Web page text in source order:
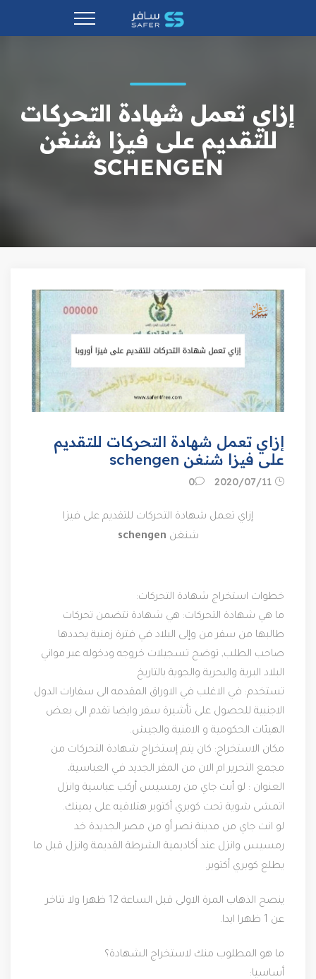
إزاي تعمل شهادة التحركات
للتقديم على فيزا شنغن
SCHENGEN
إزاي تعمل شهادة التحركات للتقديم
على فيزا شنغن schengen
0
إزاي تعمل شهادة التحركات للتقديم على فيزا
شنغن schengen
خطوات استخراج شهادة التحركات:
ما هي شهادة التحركات: هي شهادة تتضمن تحركات
طالبها من سفر من وإلى البلاد في فترة زمنية يحددها
صاحب الطلب, توضح تسجيلات خروجه ودخوله عبر مواني
البلاد البرية والبحرية والجوية بالتاريخ
تستخدم: في الاغلب في الاوراق المقدمه الى سفارات الدول
الاجنبية للحصول على تأشيرة سفر وايضا تقدم الى بعض
الهيئات الحكومية و الامنية والجيش.
مكان الاستخراج: كان يتم إستخراج شهادة التحركات من
مجمع التحرير ام الان من المقر الجديد في العباسية،
العنوان : لو أنت جاي من رمسيس أركب عباسية وانزل
اتمشى شوية تحت كوبري أكتوبر هتلاقيه على يمينك.
لو انت جاي من مدينة نصر أو من مصر الجديدة خد
رمسيس وانزل عند أكاديمية الشرطة القديمة وانزل قبل ما
يطلع كوبري أكتوبر.
ينصح الذهاب المرة الاولى قبل الساعة 12 ظهرا ولا تتاخر
عن 1 ظهرا ابدا.
ما هو المطلوب منك لاستخراج الشهادة؟
أساسيا: